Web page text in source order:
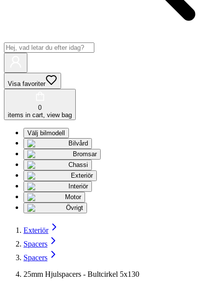
Visa favoriter
0
items in cart, view bag
Välj bilmodell
Bilvård
Bromsar
Chassi
Exteriör
Interiör
Motor
Övrigt
Exteriör
Spacers
Spacers
25mm Hjulspacers - Bultcirkel 5x130